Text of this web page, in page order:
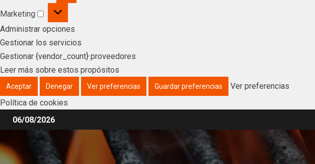
Marketing
Administrar opciones
Gestionar los servicios
Gestionar {vendor_count} proveedores
Leer más sobre estos propósitos
Aceptar Denegar Ver preferencias Guardar preferencias
Ver preferencias
Política de cookies
06/08/2026